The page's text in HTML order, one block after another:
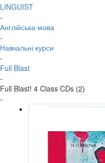
LINGUIST
-
Англійська мова
-
Навчальні курси
-
Full Blast
-
Full Blast! 4 Class CDs (2)
-